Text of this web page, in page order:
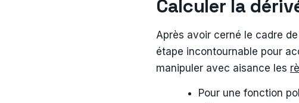
Calculer la
Après avoir cerné le cadre
étape incontournable pour
manipuler avec aisance les
Pour une fonction